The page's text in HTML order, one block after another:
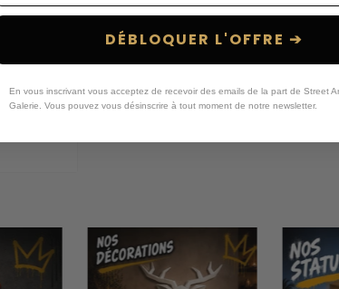
!
DÉBLOQUER L'OFFRE ➔
En vous inscrivant vous acceptez de recevoir des emails de la part de Street
Galerie. Vous pouvez vous désinscrire à tout moment de notre newsletter.